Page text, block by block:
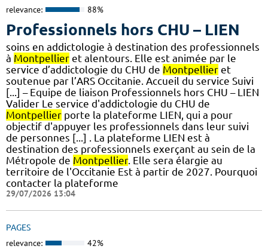
relevance: 88%
Professionnels hors CHU – LIEN
soins en addictologie à destination des professionnels
à Montpellier et alentours. Elle est animée par le
service d’addictologie du CHU de Montpellier et
soutenue par l’ARS Occitanie. Accueil du service Suivi
[...] – Equipe de liaison Professionnels hors CHU – LIEN
Valider Le service d'addictologie du CHU de
Montpellier porte la plateforme LIEN, qui a pour
objectif d'appuyer les professionnels dans leur suivi
de personnes [...] . La plateforme LIEN est à
destination des professionnels exerçant au sein de la
Métropole de Montpellier. Elle sera élargie au
territoire de l'Occitanie Est à partir de 2027. Pourquoi
contacter la plateforme
29/07/2026 13:04
PAGES
relevance: 42%